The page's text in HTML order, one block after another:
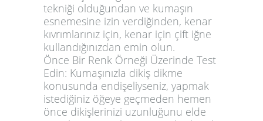
tekniği olduğundan ve kumaşın
esnemesine izin verdiğinden, kenar
kıvrımlarınız için, kenar için çift iğne
kullandığınızdan emin olun.
Önce Bir Renk Örneği Üzerinde Test
Edin: Kumaşınızla dikiş dikme
konusunda endişeliyseniz, yapmak
istediğiniz öğeye geçmeden hemen
önce dikişlerinizi uzunluğunu elde